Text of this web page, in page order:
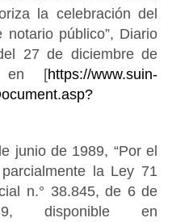
la celebración del
notario público”, Diario
27 de diciembre de
en [https://www.suin-
junio de 1989, “Por el
la Ley 71
n.° 38.845, de 6 de
disponible en